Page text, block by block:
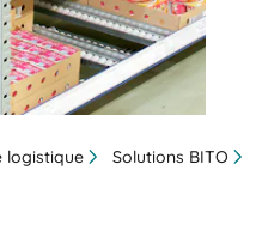
logistique Solutions BITO